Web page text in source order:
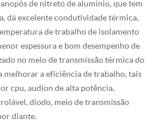
de nitreto de alumínio, que tem
dá excelente condutividade térmica,
de trabalho de isolamento
espessura e bom desempenho de
no meio de transmissão térmica do
a eficiência de trabalho, tais
cpu, audion de alta potência,
diodo, meio de transmissão
diante.